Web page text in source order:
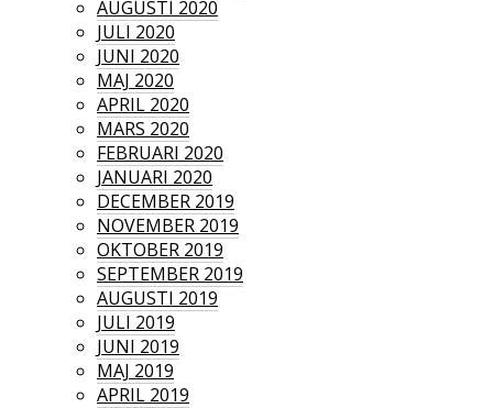
AUGUSTI 2020
JULI 2020
JUNI 2020
MAJ 2020
APRIL 2020
MARS 2020
FEBRUARI 2020
JANUARI 2020
DECEMBER 2019
NOVEMBER 2019
OKTOBER 2019
SEPTEMBER 2019
AUGUSTI 2019
JULI 2019
JUNI 2019
MAJ 2019
APRIL 2019